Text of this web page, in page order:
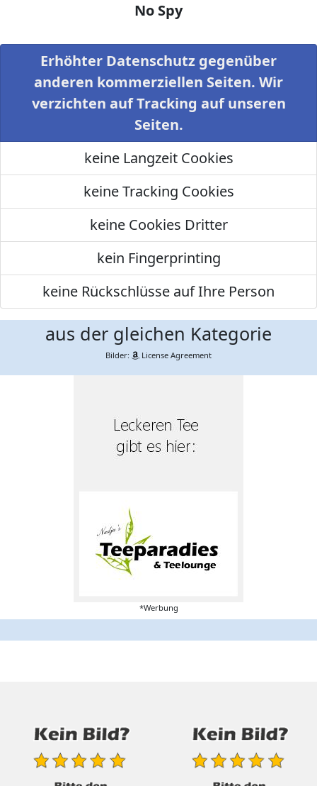
No Spy
Erhöhter Datenschutz gegenüber
anderen kommerziellen Seiten. Wir
verzichten auf Tracking auf unseren
Seiten.
keine Langzeit Cookies
keine Tracking Cookies
keine Cookies Dritter
kein Fingerprinting
keine Rückschlüsse auf Ihre Person
aus der gleichen Kategorie
Bilder: License Agreement
*Werbung